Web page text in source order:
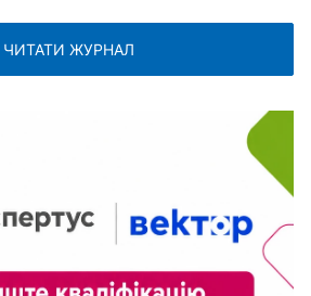
ЧИТАТИ ЖУРНАЛ